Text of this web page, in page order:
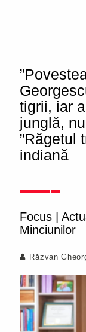
tigrii, iar
junglă,
”Răgetul
indiană
Focus
Minciunilor
Răzvan